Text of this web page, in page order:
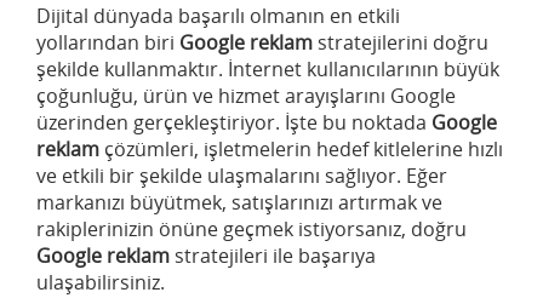
Dijital dünyada başarılı olmanın en etkili
yollarından biri Google reklam stratejilerini doğru
şekilde kullanmaktır. İnternet kullanıcılarının büyük
çoğunluğu, ürün ve hizmet arayışlarını Google
üzerinden gerçekleştiriyor. İşte bu noktada Google
reklam çözümleri, işletmelerin hedef kitlelerine hızlı
ve etkili bir şekilde ulaşmalarını sağlıyor. Eğer
markanızı büyütmek, satışlarınızı artırmak ve
rakiplerinizin önüne geçmek istiyorsanız, doğru
Google reklam stratejileri ile başarıya
ulaşabilirsiniz.